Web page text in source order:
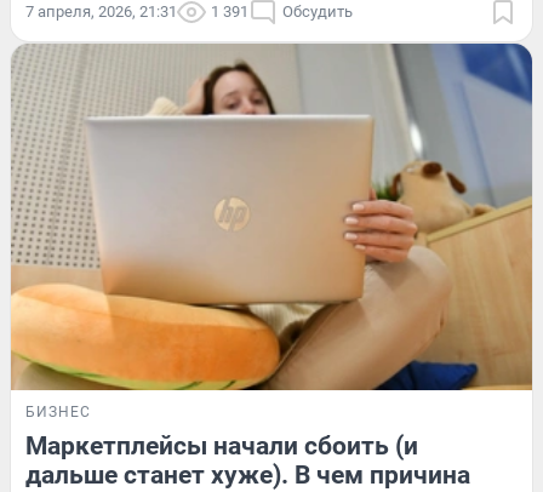
7 апреля, 2026, 21:31 1 391 Обсудить
БИЗНЕС
Маркетплейсы начали сбоить (и
дальше станет хуже). В чем причина